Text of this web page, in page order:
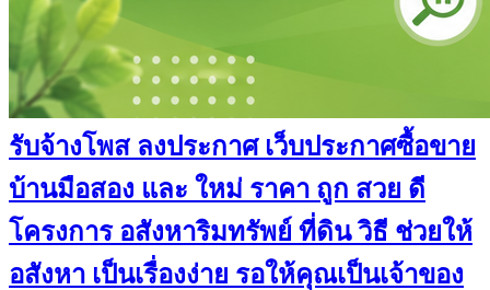
รับจ้างโพส ลงประกาศ เว็บประกาศซื้อขาย
บ้านมือสอง และ ใหม่ ราคา ถูก สวย ดี
โครงการ อสังหาริมทรัพย์ ที่ดิน วิธี ช่วยให้
อสังหา เป็นเรื่องง่าย รอให้คุณเป็นเจ้าของ